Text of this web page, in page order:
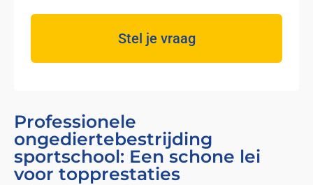
Stel je vraag
Professionele
ongediertebestrijding
sportschool: Een schone lei
voor topprestaties